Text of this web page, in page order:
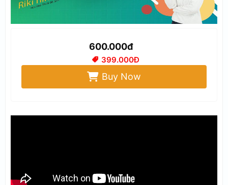
600.000đ
399.000Đ
Buy Now